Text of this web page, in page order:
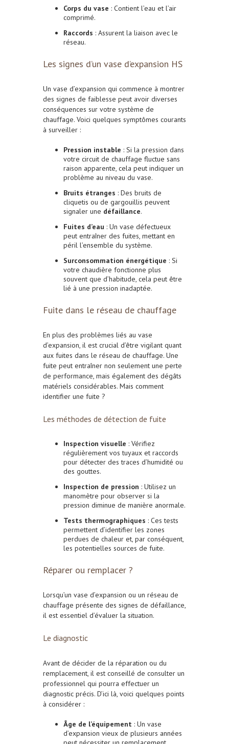
Corps du vase : Contient l’eau et l’air
comprimé.
Raccords : Assurent la liaison avec le
réseau.
Les signes d’un vase d’expansion HS
Un vase d’expansion qui commence à montrer
des signes de faiblesse peut avoir diverses
conséquences sur votre système de
chauffage. Voici quelques symptômes courants
à surveiller :
Pression instable : Si la pression dans
votre circuit de chauffage fluctue sans
raison apparente, cela peut indiquer un
problème au niveau du vase.
Bruits étranges : Des bruits de
cliquetis ou de gargouillis peuvent
signaler une défaillance.
Fuites d’eau : Un vase défectueux
peut entraîner des fuites, mettant en
péril l’ensemble du système.
Surconsommation énergétique : Si
votre chaudière fonctionne plus
souvent que d’habitude, cela peut être
lié à une pression inadaptée.
Fuite dans le réseau de chauffage
En plus des problèmes liés au vase
d’expansion, il est crucial d’être vigilant quant
aux fuites dans le réseau de chauffage. Une
fuite peut entraîner non seulement une perte
de performance, mais également des dégâts
matériels considérables. Mais comment
identifier une fuite ?
Les méthodes de détection de fuite
Inspection visuelle : Vérifiez
régulièrement vos tuyaux et raccords
pour détecter des traces d’humidité ou
des gouttes.
Inspection de pression : Utilisez un
manomètre pour observer si la
pression diminue de manière anormale.
Tests thermographiques : Ces tests
permettent d’identifier les zones
perdues de chaleur et, par conséquent,
les potentielles sources de fuite.
Réparer ou remplacer ?
Lorsqu’un vase d’expansion ou un réseau de
chauffage présente des signes de défaillance,
il est essentiel d’évaluer la situation.
Le diagnostic
Avant de décider de la réparation ou du
remplacement, il est conseillé de consulter un
professionnel qui pourra effectuer un
diagnostic précis. D’ici là, voici quelques points
à considérer :
Âge de l’équipement : Un vase
d’expansion vieux de plusieurs années